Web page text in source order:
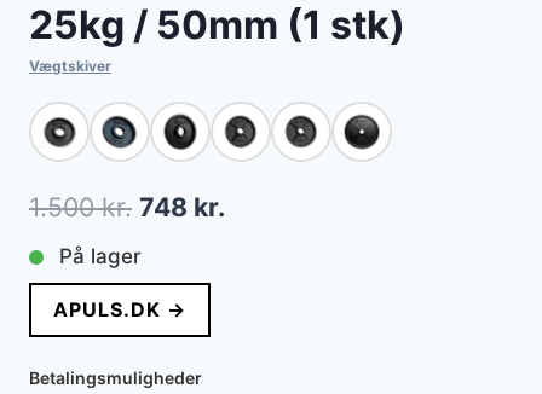
25kg / 50mm (1 stk)
Vægtskiver
1.500kr. Den
oprindelige
pris
var:
1.500 kr..
748 kr.
På lager
APULS.DK →
Betalingsmuligheder